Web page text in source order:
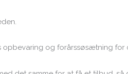
opbevaring og forårssøsætning for